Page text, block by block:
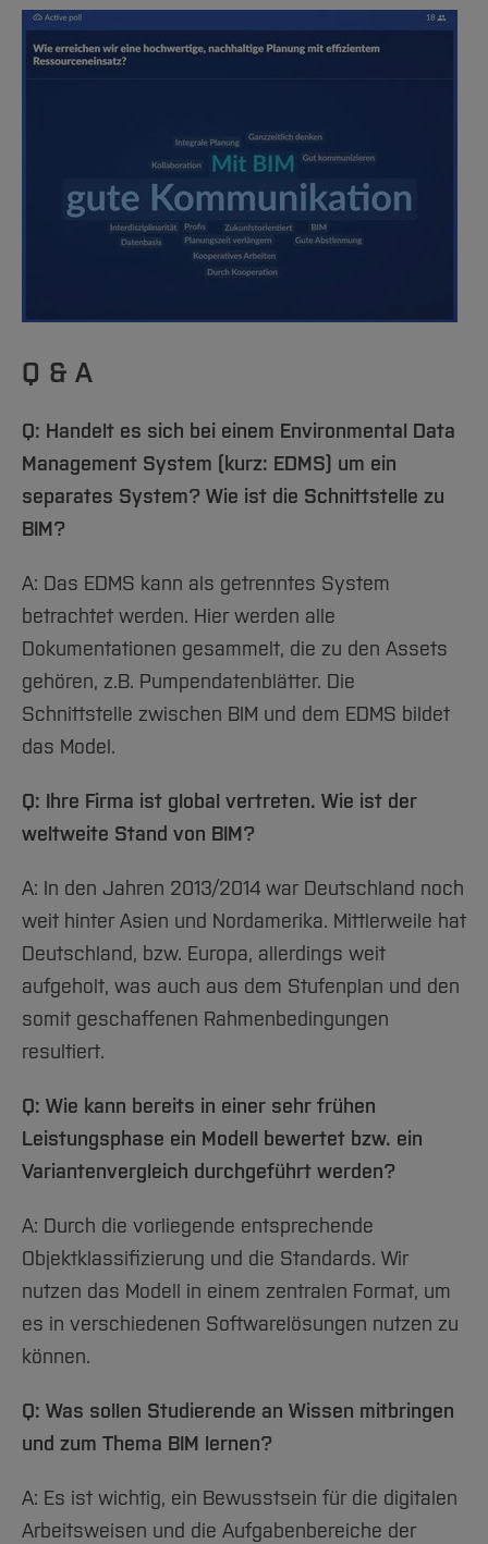
Q & A
Q: Handelt es sich bei einem Environmental Data
Management System (kurz: EDMS) um ein
separates System? Wie ist die Schnittstelle zu
BIM?
A: Das EDMS kann als getrenntes System
betrachtet werden. Hier werden alle
Dokumentationen gesammelt, die zu den Assets
gehören, z.B. Pumpendatenblätter. Die
Schnittstelle zwischen BIM und dem EDMS bildet
das Model.
Q: Ihre Firma ist global vertreten. Wie ist der
weltweite Stand von BIM?
A: In den Jahren 2013/2014 war Deutschland noch
weit hinter Asien und Nordamerika. Mittlerweile hat
Deutschland, bzw. Europa, allerdings weit
aufgeholt, was auch aus dem Stufenplan und den
somit geschaffenen Rahmenbedingungen
resultiert.
Q: Wie kann bereits in einer sehr frühen
Leistungsphase ein Modell bewertet bzw. ein
Variantenvergleich durchgeführt werden?
A: Durch die vorliegende entsprechende
Objektklassifizierung und die Standards. Wir
nutzen das Modell in einem zentralen Format, um
es in verschiedenen Softwarelösungen nutzen zu
können.
Q: Was sollen Studierende an Wissen mitbringen
und zum Thema BIM lernen?
A: Es ist wichtig, ein Bewusstsein für die digitalen
Arbeitsweisen und die Aufgabenbereiche der